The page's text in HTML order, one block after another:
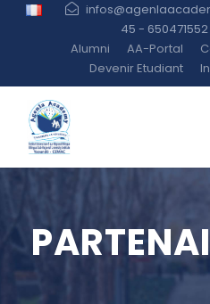
45 -
Alumni
AA-Portal
Devenir Etudiant